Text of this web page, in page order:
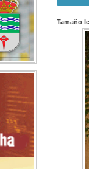
Tamaño